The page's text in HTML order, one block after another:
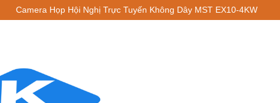
Camera Họp Hội Nghị Trực Tuyến Không Dây MST EX10-4KW